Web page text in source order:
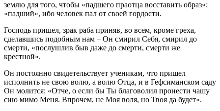
землю для того, чтобы «падшего праотца восставить образ»;
«падший», ибо человек пал от своей гордости.
Господь пришел, зрак раба приняв, во всем, кроме греха,
сделавшись подобным нам – Он смирил Себя, смирил до
смерти, «послушлив быв даже до смерти, смерти же
крестной».
Он постоянно свидетельствует ученикам, что пришел
исполнить не свою волю, а волю Отца, и в Гефсиманском саду
Он молится: «Отче, о если бы Ты благоволил пронести чашу
сию мимо Меня. Впрочем, не Моя воля, но Твоя да будет».